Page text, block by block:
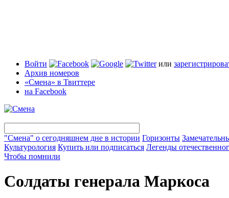
Войти или
Архив номеров
«Смена» в Твиттере
на Facebook
"Смена" о сегодняшнем дне в истории Горизонты
Культурология Купить или подписаться Легенды
Чтобы помнили
Солдаты генерала Маркоса